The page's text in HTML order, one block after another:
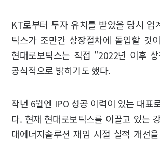
KT로부터 투자 유치를 받았을 당시 업
틱스가 조만간 상장절차에 돌입할 것
현대로보틱스는 직접 "2022년 이후
공식적으로 밝히기도 했다.
작년 6월엔 IPO 성공 이력이 있는 대표
다. 현재 현대로보틱스를 이끌고 있는
대에너지솔루션 재임 시절 실적 개선